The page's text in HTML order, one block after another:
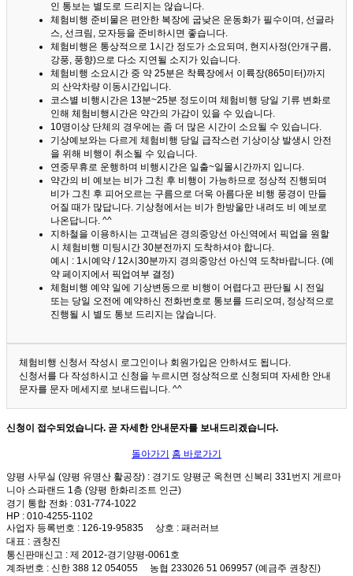
인 통보는 별도로 드리지는 않습니다.
체험비행 준비물은 편안한 복장에 굽낮은 운동화가 필수이며, 선글라
스, 선크림, 모자등을 준비하시면 좋습니다.
체험비행은 통상적으로 1시간 정도가 소요되며, 현지사정(안개구름,
강풍, 풍향)으로 다소 지연될 소지가 있습니다.
체험비행 소요시간 중 약 25분은 착륙장에서 이륙장(865미터)까지
의 산악차량 이동시간입니다.
코스별 비행시간은 13분~25분 정도이며 체험비행 당일 기류 변화로
인해 체험비행시간은 약간의 가감이 있을 수 있습니다.
10명이상 단체의 경우에는 좀 더 많은 시간이 소요될 수 있습니다.
기상예보와는 다르게 체험비행 당일 급작스런 기상이상 발생시 안전
을 위해 비행이 취소될 수 있습니다.
연중무휴로 운행하며 비행시간은 일출~일몰시간까지 입니다.
약간의 비 예보는 비가 그친 후 비행이 가능하므로 정상적 진행되며
비가 그친 후 피어오르는 구름으로 더욱 아름다운 비행 풍경이 만들
어질 때가 많답니다. 기상청에서는 비가 한방울만 내려도 비 예보로
나온답니다. ^^
지하철을 이용하시는 고객님은 경의중앙선 아신역에서 픽업을 원할
시 체험비행 미팅시간 30분전까지 도착하셔야 합니다.
예시 : 1시예약 / 12시30분까지 경의중앙선 아신역 도착바랍니다. (예
약 페이지에서 픽업여부 결정)
체험비행 예약 일에 기상변동으로 비행이 어렵다고 판단될 시 전일
또는 당일 오전에 예약하신 전화번호로 통보를 드리오며, 정상적으로
진행될 시 별도 통보 드리지는 않습니다.
체험비행 신청서 작성시 로그인이나 회원가입은 안하셔도 됩니다.
신청서를 다 작성하시고 신청을 누르시면 정상적으로 신청되며 자세한 안내
문자를 문자 메세지로 보내드립니다. ^^
신청이 접수되었습니다. 곧 자세한 안내문자를 보내드리겠습니다.
돌아가기 홈 바로가기
양평 사무실 (양평 유명산 활공장) : 경기도 양평군 옥천면 신복리 331번지 게르마
니아 스파랜드 1층 (양평 한화리조트 인근)
경기 통합 전화 : 031-774-1022
HP : 010-4255-1102
사업자 등록번호 : 126-19-95835 상호 : 패러러브
대표 : 권창진
통신판매신고 : 제 2012-경기양평-0061호
계좌번호 : 신한 388 12 054055 농협 233026 51 069957 (예금주 권창진)